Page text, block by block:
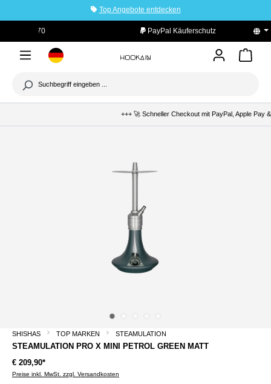
Top Angebote entdecken
+++ 🚀 Schneller Checkout mit PayPal, Apple Pay
SHISHAS TOP MARKEN STEAMULATION
STEAMULATION PRO X MINI PETROL GREEN MATT
€ 209,90*
Preise inkl. MwSt. zzgl. Versandkosten